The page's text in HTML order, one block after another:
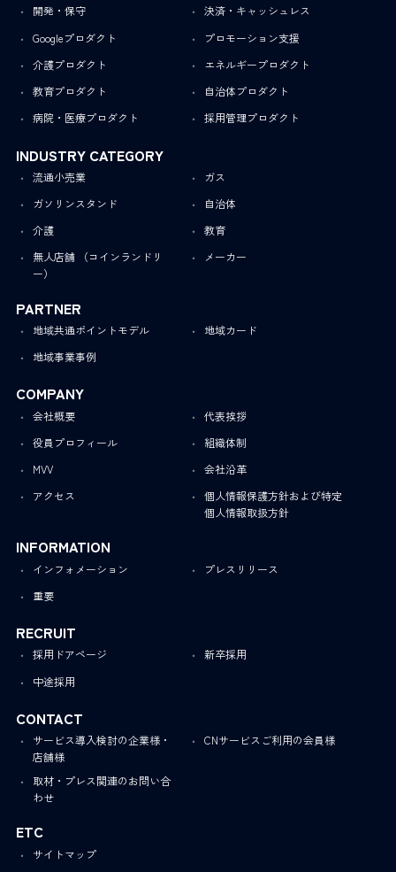
開発・保守
決済・キャッシュレス
Googleプロダクト
プロモーション支援
介護プロダクト
エネルギープロダクト
教育プロダクト
自治体プロダクト
病院・医療プロダクト
採用管理プロダクト
INDUSTRY CATEGORY
流通小売業
ガス
ガソリンスタンド
自治体
介護
教育
無人店舗 （コインランドリ
ー）
メーカー
PARTNER
地域共通ポイントモデル
地域カード
地域事業事例
COMPANY
会社概要
代表挨拶
役員プロフィール
組織体制
MVV
会社沿革
アクセス
個人情報保護方針および特定
個人情報取扱方針
INFORMATION
インフォメーション
プレスリリース
重要
RECRUIT
採用ドアページ
新卒採用
中途採用
CONTACT
サービス導入検討の企業様・
店舗様
CNサービスご利用の会員様
取材・プレス関連のお問い合
わせ
ETC
サイトマップ